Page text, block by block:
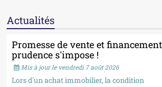
Actualités
Promesse de vente et
prudence s'impose !
Mis à jour le vendredi 7 août 2026
Lors d'un achat immobilier, la condition